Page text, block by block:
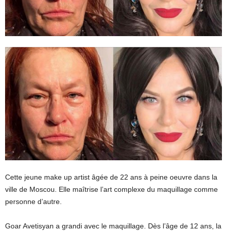
Cette jeune make up artist âgée de 22 ans à peine oeuvre dans la
ville de Moscou. Elle maîtrise l’art complexe du maquillage comme
personne d’autre.
Goar Avetisyan a grandi avec le maquillage. Dès l’âge de 12 ans, la